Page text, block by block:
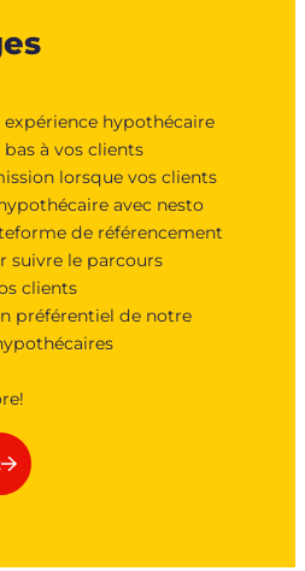
hypothécaire
à vos clients
lorsque vos clients
avec nesto
de référencement
suivre le parcours
clients
préférentiel de notre